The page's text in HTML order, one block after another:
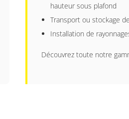
hauteur sous plafond
Transport ou stockage
Installation de
Découvrez toute notre